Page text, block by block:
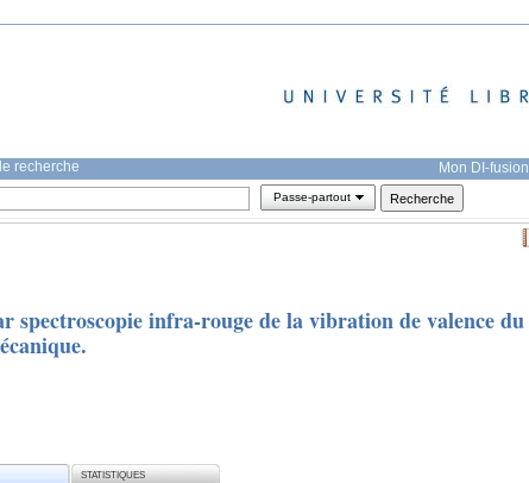
recherche Mon DI-fusion
Passe-partout
spectroscopie infra-rouge de la vibration de valence du
STATISTIQUES